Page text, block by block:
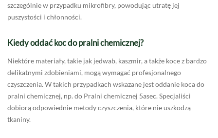
szczególnie w przypadku mikrofibry, powodując utratę jej
puszystości i chłonności.
Kiedy oddać koc do pralni chemicznej?
Niektóre materiały, takie jak jedwab, kaszmir, a także koce z bardzo
delikatnymi zdobieniami, mogą wymagać profesjonalnego
czyszczenia. W takich przypadkach wskazane jest oddanie koca do
pralni chemicznej, np. do Pralni chemicznej 5asec. Specjaliści
dobiorą odpowiednie metody czyszczenia, które nie uszkodzą
tkaniny.